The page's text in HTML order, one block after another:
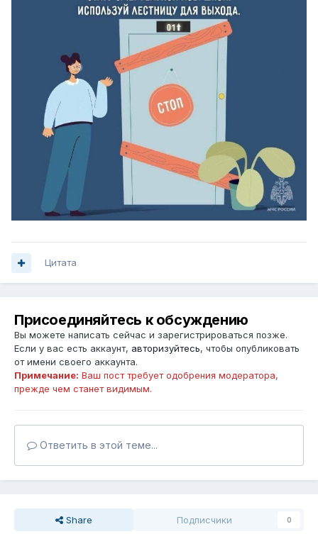
Цитата
Присоединяйтесь к обсуждению
Вы можете написать сейчас и зарегистрироваться позже.
Если у вас есть аккаунт, авторизуйтесь, чтобы опубликовать
от имени своего аккаунта.
Примечание: Ваш пост требует одобрения модератора,
прежде чем станет видимым.
Ответить в этой теме...
Share Подписчики 0